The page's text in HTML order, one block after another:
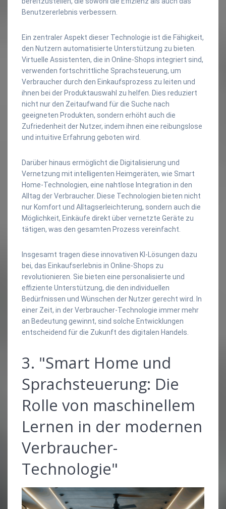
Benutzererlebnis verbessern.
Ein zentraler Aspekt dieser Technologie ist die Fähigkeit,
den Nutzern automatisierte Unterstützung zu bieten.
Virtuelle Assistenten, die in Online-Shops integriert sind,
verwenden fortschrittliche Sprachsteuerung, um
Verbraucher durch den Einkaufsprozess zu leiten und
ihnen bei der Produktauswahl zu helfen. Dies reduziert
nicht nur den Zeitaufwand für die Suche nach
geeigneten Produkten, sondern erhöht auch die
Zufriedenheit der Nutzer, indem ihnen eine reibungslose
und intuitive Erfahrung geboten wird.
Darüber hinaus ermöglicht die Digitalisierung und
Vernetzung mit intelligenten Heimgeräten, wie Smart
Home-Technologien, eine nahtlose Integration in den
Alltag der Verbraucher. Diese Technologien bieten nicht
nur Komfort und Alltagserleichterung, sondern auch die
Möglichkeit, Einkäufe direkt über vernetzte Geräte zu
tätigen, was den gesamten Prozess vereinfacht.
Insgesamt tragen diese innovativen KI-Lösungen dazu
bei, das Einkaufserlebnis in Online-Shops zu
revolutionieren. Sie bieten eine personalisierte und
effiziente Unterstützung, die den individuellen
Bedürfnissen und Wünschen der Nutzer gerecht wird. In
einer Zeit, in der Verbraucher-Technologie immer mehr
an Bedeutung gewinnt, sind solche Entwicklungen
entscheidend für die Zukunft des digitalen Handels.
3. "Smart Home und
Sprachsteuerung: Die
Rolle von maschinellem
Lernen in der modernen
Verbraucher-
Technologie"